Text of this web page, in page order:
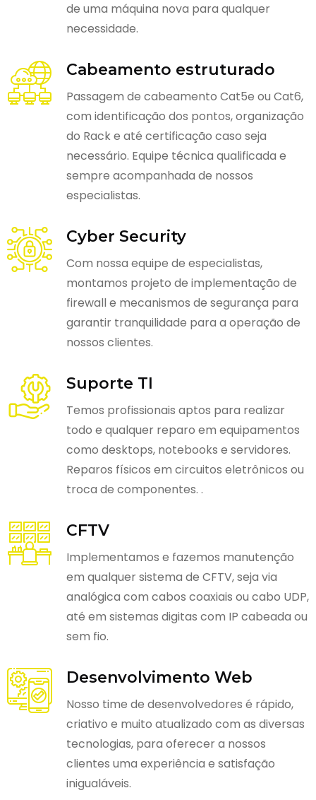
de uma máquina nova para qualquer
necessidade.
Cabeamento estruturado
Passagem de cabeamento Cat5e ou Cat6,
com identificação dos pontos, organização
do Rack e até certificação caso seja
necessário. Equipe técnica qualificada e
sempre acompanhada de nossos
especialistas.
Cyber Security
Com nossa equipe de especialistas,
montamos projeto de implementação de
firewall e mecanismos de segurança para
garantir tranquilidade para a operação de
nossos clientes.
Suporte TI
Temos profissionais aptos para realizar
todo e qualquer reparo em equipamentos
como desktops, notebooks e servidores.
Reparos físicos em circuitos eletrônicos ou
troca de componentes. .
CFTV
Implementamos e fazemos manutenção
em qualquer sistema de CFTV, seja via
analógica com cabos coaxiais ou cabo UDP,
até em sistemas digitas com IP cabeada ou
sem fio.
Desenvolvimento Web
Nosso time de desenvolvedores é rápido,
criativo e muito atualizado com as diversas
tecnologias, para oferecer a nossos
clientes uma experiência e satisfação
inigualáveis.